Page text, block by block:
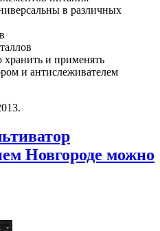
в различных
хранить и применять
и антислеживателем
Новгороде можно